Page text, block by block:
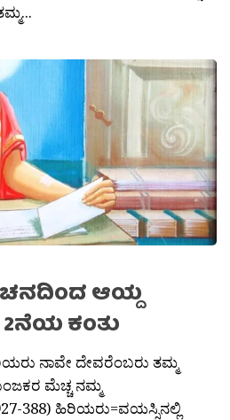
ಆಯ್ದ
2ನೆಯ ಕಂತು
ನಾವೇ ದೇವರೆಂಬರು ತಮ್ಮ
ಮೆಚ್ಚ ನಮ್ಮ
388) ಹಿರಿಯರು=ವಯಸ್ಸಿನಲ್ಲಿ